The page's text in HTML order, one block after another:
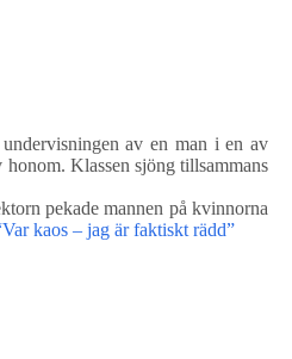
av en man i en av
honom. Klassen sjöng tillsammans
pekade mannen på kvinnorna
kaos – jag är faktiskt rädd”